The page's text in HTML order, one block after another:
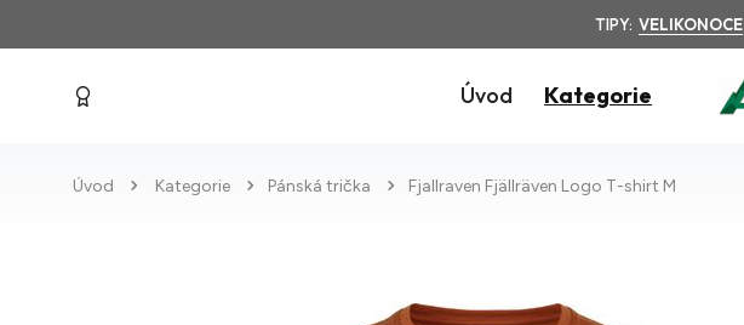
TIPY: VELIKONOCE
Úvod Kategorie
Úvod Kategorie Pánská trička Fjallraven Fjällräven Logo T-shirt M